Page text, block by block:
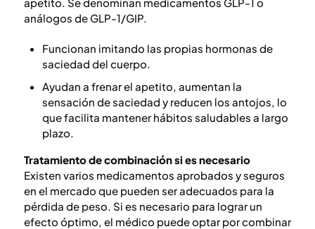
análogos de GLP-1/GIP.
Funcionan imitando las propias hormonas de
saciedad del cuerpo.
Ayudan a frenar el apetito, aumentan la
sensación de saciedad y reducen los antojos, lo
que facilita mantener hábitos saludables a largo
plazo.
Tratamiento de combinación si es necesario
Existen varios medicamentos aprobados y seguros
en el mercado que pueden ser adecuados para la
pérdida de peso. Si es necesario para lograr un
efecto óptimo, el médico puede optar por combinar